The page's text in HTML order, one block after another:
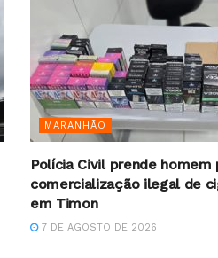
MARANHÃO
Polícia Civil prende homem
comercialização ilegal de
em Timon
7 DE AGOSTO DE 2026